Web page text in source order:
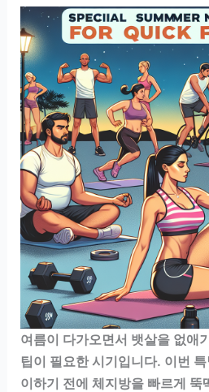
여름이 다가오면서 뱃살을 없애
팁이 필요한 시기입니다. 이번
이하기 전에 체지방을 빠르게 뚝